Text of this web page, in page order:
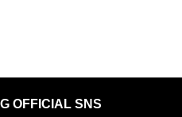
OFFICIAL SNS